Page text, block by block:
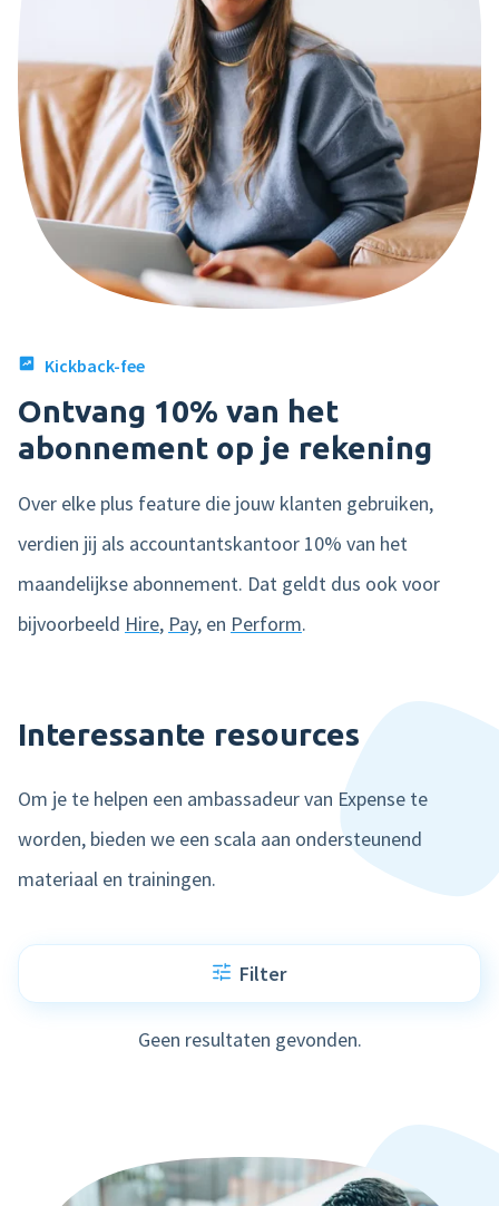
Kickback-fee
Ontvang 10% van het
abonnement op je rekening
Over elke plus feature die jouw klanten gebruiken,
verdien jij als accountantskantoor 10% van het
maandelijkse abonnement. Dat geldt dus ook voor
bijvoorbeeld Hire, Pay, en Perform.
Interessante resources
Om je te helpen een ambassadeur van Expense te
worden, bieden we een scala aan ondersteunend
materiaal en trainingen.
Filter
Geen resultaten gevonden.